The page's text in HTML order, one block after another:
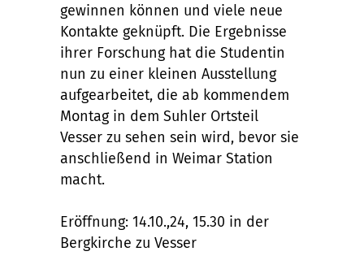
gewinnen können und viele neue
Kontakte geknüpft. Die Ergebnisse
ihrer Forschung hat die Studentin
nun zu einer kleinen Ausstellung
aufgearbeitet, die ab kommendem
Montag in dem Suhler Ortsteil
Vesser zu sehen sein wird, bevor sie
anschließend in Weimar Station
macht.
Eröffnung: 14.10.,24, 15.30 in der
Bergkirche zu Vesser